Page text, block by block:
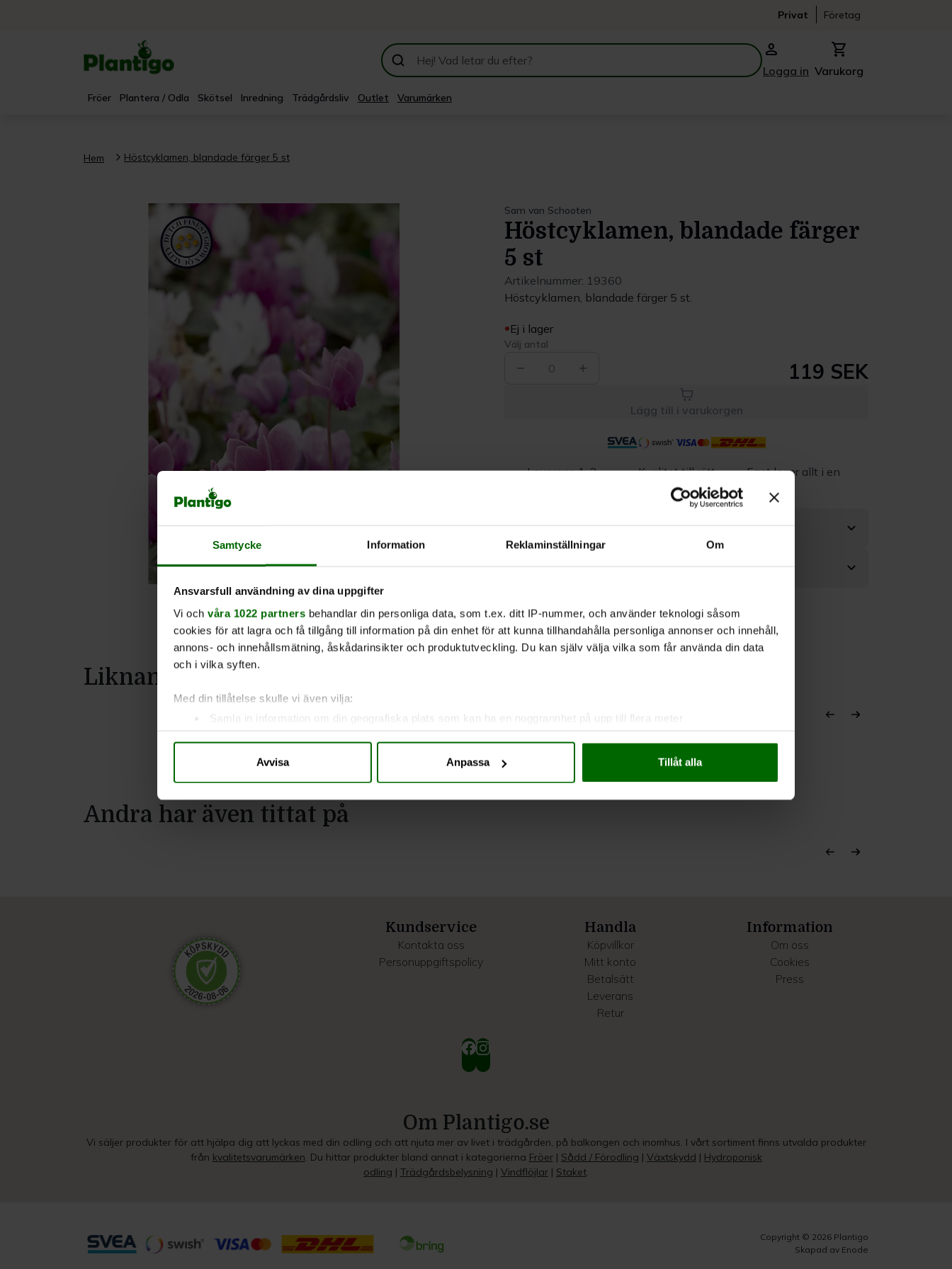
Samtycke Information Reklaminställningar Om
Ansvarsfull användning av dina uppgifter
Vi och våra 1022 partners behandlar din personliga data, som t.ex. ditt IP-nummer, och använder teknologi såsom
cookies för att lagra och få tillgång till information på din enhet för att kunna tillhandahålla personliga annonser och innehåll,
annons- och innehållsmätning, åskådarinsikter och produktutveckling. Du kan själv välja vilka som får använda din data
och i vilka syften.
Med din tillåtelse skulle vi även vilja:
Samla in information om din geografiska plats som kan ha en noggrannhet på upp till flera meter
Identifiera din enhet genom att aktivt skanna den för specifika kännetecken (fingeravtryck)
detaljsektionen
eller dra tillbaka ditt samtycke när som helst från cookie-förklaringen.
Vi använder enhetsidentifierare för att anpassa innehållet och annonserna till användarna, tillhandahålla funktioner för
sociala medier och analysera vår trafik. Vi vidarebefordrar även sådana identifierare och annan information från din enhet
Avvisa Anpassa Tillåt alla
Privat Företag
person
Logga in
shopping_cart
Varukorg
Fröer Plantera / Odla Skötsel Inredning Trädgårdsliv Outlet Varumärken
Hem Höstcyklamen, blandade färger 5 st
Sam van Schooten
Höstcyklamen, blandade färger
5 st
Artikelnummer: 19360
Höstcyklamen, blandade färger 5 st.
Ej i lager
Välj antal
0 119 SEK
Lägg till i varukorgen
Leverans 1-3
Kvalitet till rätt
Eget lager allt i en
leverans
Beskrivning
Produktrecensioner
Liknande produkter
Andra har även tittat på
Kundservice
Kontakta oss
Personuppgiftspolicy
Handla
Köpvillkor
Mitt konto
Betalsätt
Leverans
Retur
Information
Om oss
Cookies
Press
Om Plantigo.se
Vi säljer produkter för att hjälpa dig att lyckas med din odling och att njuta mer av livet i trädgården, på balkongen och inomhus. I vårt sortiment finns utvalda produkter
från kvalitetsvarumärken. Du hittar produkter bland annat i kategorierna Fröer| Sådd / Förodling | Växtskydd | Hydroponisk
odling | Trädgårdsbelysning | Vindflöjlar | Staket.
Copyright © 2026 Plantigo
Skapad av Enode